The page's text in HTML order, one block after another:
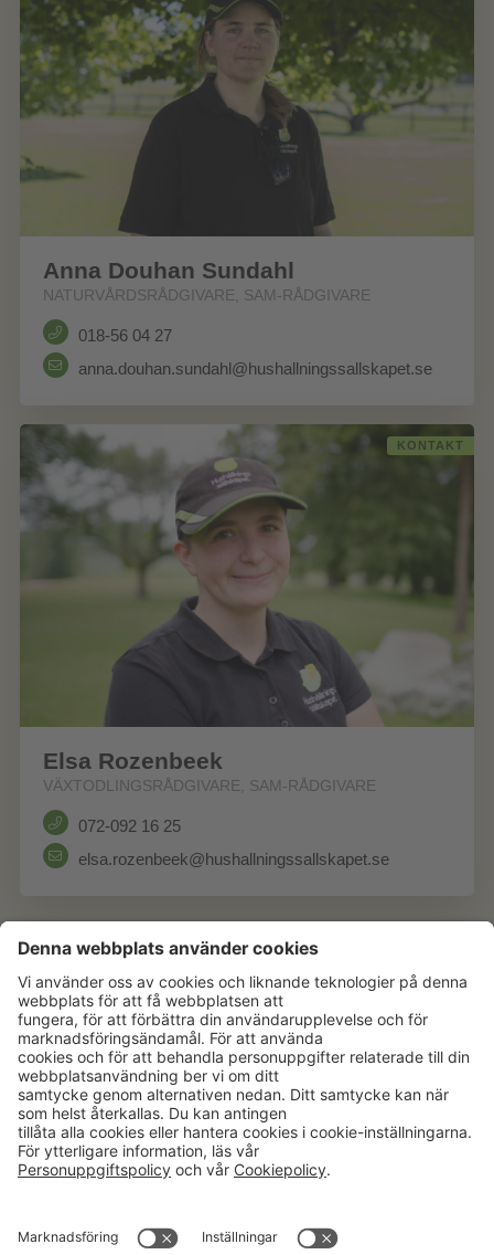
Anna Douhan Sundahl
NATURVÅRDSRÅDGIVARE, SAM-RÅDGIVARE
018-56 04 27
anna.douhan.sundahl@hushallningssallskapet.se
KONTAKT
Elsa Rozenbeek
VÄXTODLINGSRÅDGIVARE, SAM-RÅDGIVARE
072-092 16 25
elsa.rozenbeek@hushallningssallskapet.se
Karriär Verksamheter